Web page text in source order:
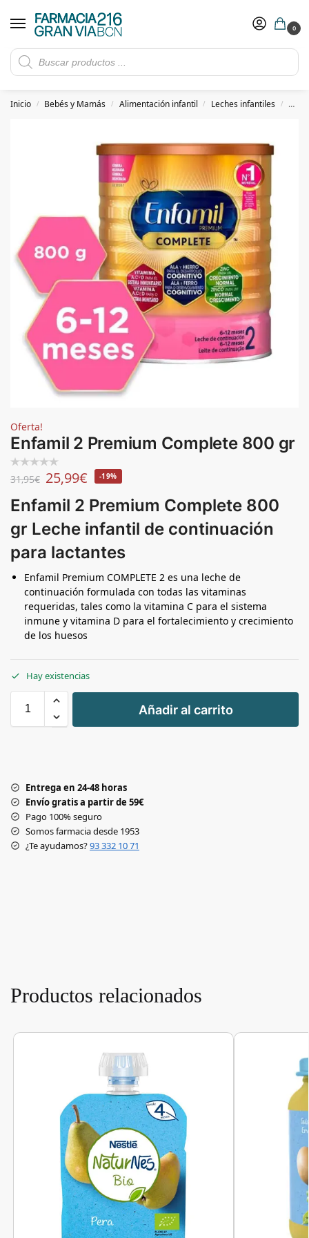
0
Rebajas de verano hasta -30%
​ 5€ de descuento con el cupón 5GRANVIA (compras superiores a 150€)
Inicio / Bebés y Mamás / Alimentación infantil / Leches infantiles /
Oferta!
Enfamil 2 Premium Complete 800 gr
31,95€ 25,99€ -19%
Enfamil 2 Premium Complete 800
gr Leche infantil de continuación
para lactantes
Enfamil Premium COMPLETE 2 es una leche de
continuación formulada con todas las vitaminas
requeridas, tales como la vitamina C para el sistema
inmune y vitamina D para el fortalecimiento y crecimiento
de los huesos
Hay existencias
+
-
Añadir al carrito
Entrega en 24-48 horas
Envío gratis a partir de 59€
Pago 100% seguro
Somos farmacia desde 1953
¿Te ayudamos?93 332 10 71
Productos relacionados